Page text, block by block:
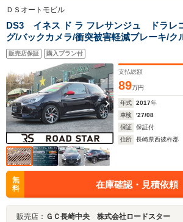
ＤＳオートモビル
DS3 イネス ド ラ フレサンジュ ドラレ
グ/バックカメラ/衝突被害軽減ブレーキ/ク
ール
販売店保証 購入プラン付
支払総額
89万円
年式 2017年
車検
'27/08
保証
保証付
住所
長崎県西彼杵郡
無
料
在庫確認・見積依頼
販売店： ＧＣ長崎中央 株式会社ロードスター